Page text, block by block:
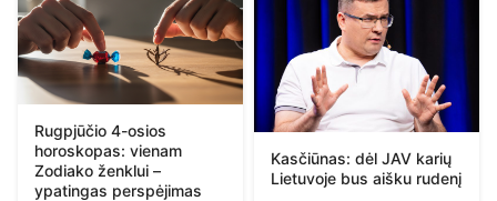
Rugpjūčio 4-osios
horoskopas: vienam
Zodiako ženklui –
ypatingas perspėjimas
Kasčiūnas: dėl JAV karių
Lietuvoje bus aišku rudenį